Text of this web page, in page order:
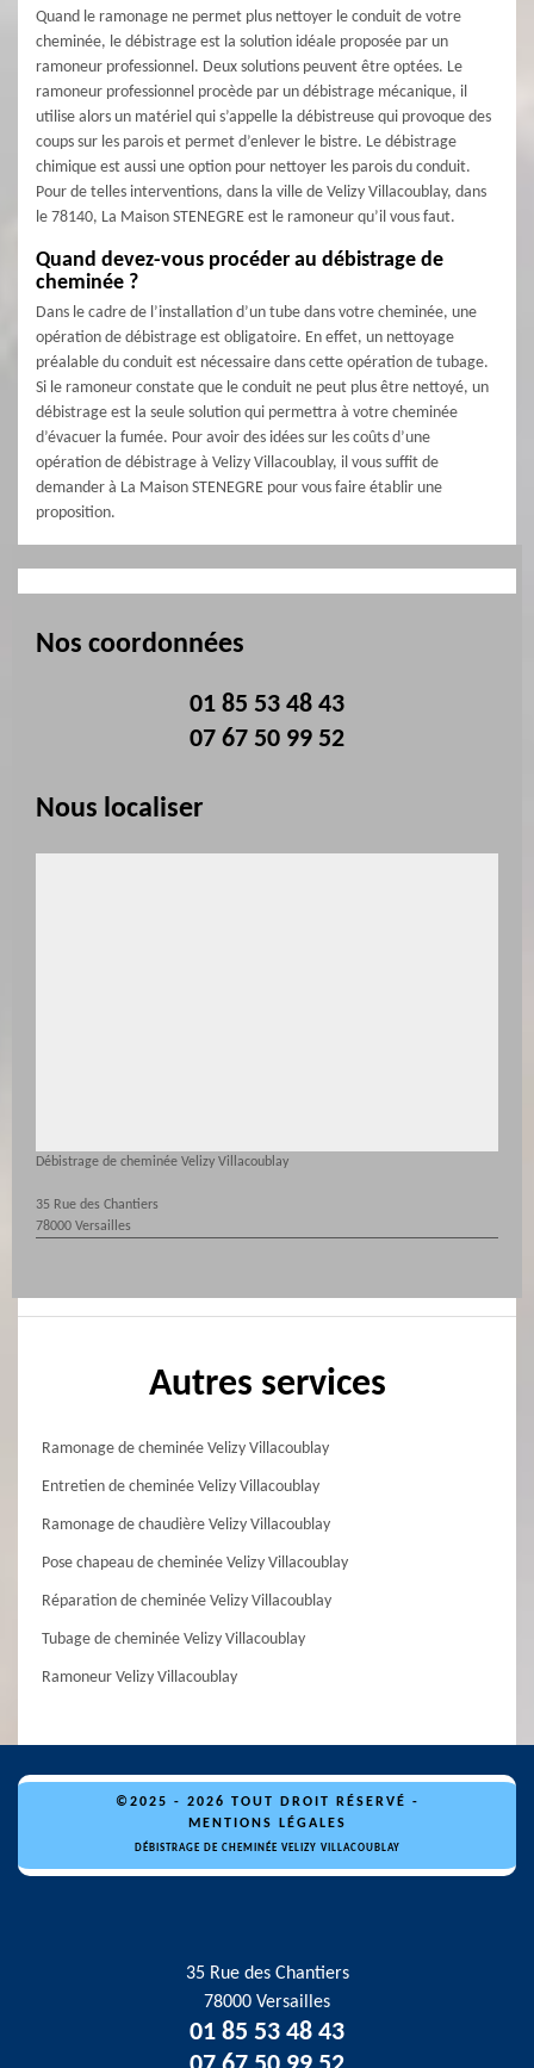
Quand le ramonage ne permet plus nettoyer le conduit de votre
cheminée, le débistrage est la solution idéale proposée par un
ramoneur professionnel. Deux solutions peuvent être optées. Le
ramoneur professionnel procède par un débistrage mécanique, il
utilise alors un matériel qui s’appelle la débistreuse qui provoque des
coups sur les parois et permet d’enlever le bistre. Le débistrage
chimique est aussi une option pour nettoyer les parois du conduit.
Pour de telles interventions, dans la ville de Velizy Villacoublay, dans
le 78140, La Maison STENEGRE est le ramoneur qu’il vous faut.
Quand devez-vous procéder au débistrage de
cheminée ?
Dans le cadre de l’installation d’un tube dans votre cheminée, une
opération de débistrage est obligatoire. En effet, un nettoyage
préalable du conduit est nécessaire dans cette opération de tubage.
Si le ramoneur constate que le conduit ne peut plus être nettoyé, un
débistrage est la seule solution qui permettra à votre cheminée
d’évacuer la fumée. Pour avoir des idées sur les coûts d’une
opération de débistrage à Velizy Villacoublay, il vous suffit de
demander à La Maison STENEGRE pour vous faire établir une
proposition.
Nos coordonnées
01 85 53 48 43
07 67 50 99 52
Nous localiser
Débistrage de cheminée Velizy Villacoublay
35 Rue des Chantiers
78000 Versailles
Autres services
Ramonage de cheminée Velizy Villacoublay
Entretien de cheminée Velizy Villacoublay
Ramonage de chaudière Velizy Villacoublay
Pose chapeau de cheminée Velizy Villacoublay
Réparation de cheminée Velizy Villacoublay
Tubage de cheminée Velizy Villacoublay
Ramoneur Velizy Villacoublay
©2025 - 2026 TOUT DROIT RÉSERVÉ -
MENTIONS LÉGALES
DÉBISTRAGE DE CHEMINÉE VELIZY VILLACOUBLAY
35 Rue des Chantiers
78000 Versailles
01 85 53 48 43